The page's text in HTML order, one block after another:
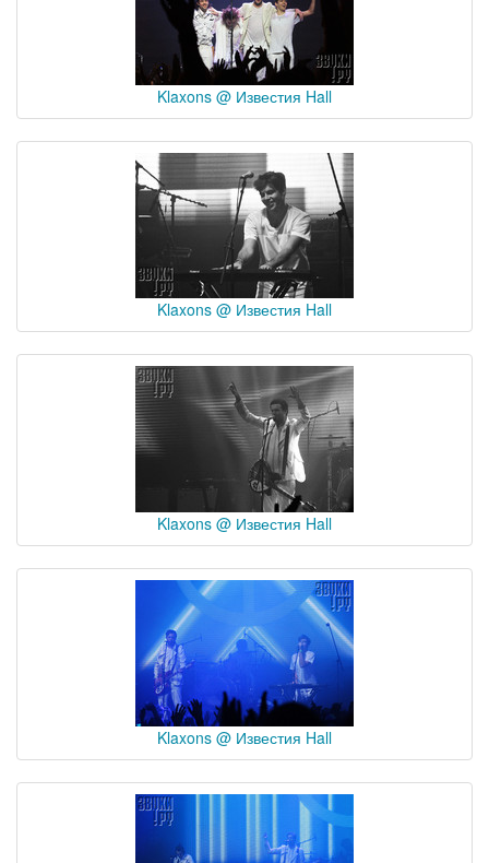
Klaxons @ Известия Hall
Klaxons @ Известия Hall
Klaxons @ Известия Hall
Klaxons @ Известия Hall